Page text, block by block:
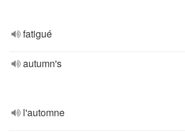
fatigué
autumn's
l'automne